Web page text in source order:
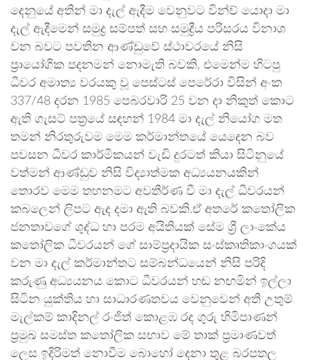
දෙනුයේ අතින් මා දැල් ඇදීම වෙනුවට වින්ච් යොදා මා
දැල් ඇදීමෙන් සමුද්‍ර සම්පත් සහ සමුද්‍රීය පරිසරය විනාශ
වන බවට පවතින ආණ්ඩුවේ ස්ථාවරයේ නිසි
ප්‍රායෝගික පදනමන් නොමැති බවකි, එමෙන්ම හිටපු
ධීවර අමාත්‍ය වරයකු වූ පෙස්ටස් පෙරේරා විසින් අංක
337/48 දරන 1985 පෙබරවාරි 25 වන දා නිකුත් කොට
ඇති ගැසට් පත්‍රයේ සඳහන් 1984 මා දැල් නියෝග මත
තමන් නිරතුරුවම මෙම කර්මාන්තයේ යෙදෙන බව
පවසන ධීවර කාර්මිකයන් වැඩි දුරටත් කියා සිටිනුයේ
වත්මන් ආණ්ඩුව නිසි විද්‍යාත්මක අධ්‍යයනයකින්
තොරව මෙම තහනමට අවතීර්ණ වී මා දැල් ධීවරයන්
කබලෙන් ලිපට ඇද දමා ඇති බවකි.ඒ අතරේ කතෝලික
ජනතාවගේ ශුද්ධ හා පරම අයිතියක් සේම ශ්‍රී ලාංකේය
කතෝලික ධීවරයන් ගේ සාම්ප්‍රදායික සංස්කෘතිකාංගයක්
වන මා දැල් කර්මාන්තට සම්බන්ධයෙන් නිසි පරිදි
කරුණු අධ්‍යයනය කොට ධීවරයන් හඬ නඟමින් ඉල්ලා
සිටින යුක්තිය හා සාධාරණතවය වෙනුවෙන් අති උතුම්
මැල්කම් කාදිනල් රංජිත් කොළඹ රද ගුරු හිමිපාණන්
ප්‍රමුඛ සමස්ත කතෝලික සභාව මේ තාක් ප්‍රමාණවත්
ලෙස ඉදිරිමත් නොවීම බොහෝ දෙනා තුළ බරපතල